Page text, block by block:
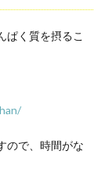
ぱく質を摂るこ
ので、時間がな